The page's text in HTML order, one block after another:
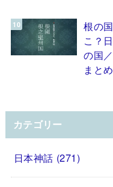
根の
こ？
の国
まと
カテゴリー
日本神話 (271)